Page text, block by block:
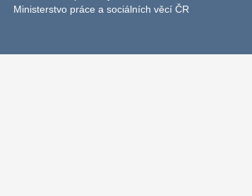
Ministerstvo práce a sociálních věcí ČR